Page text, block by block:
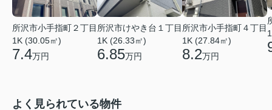
所沢市小手指町２丁目
1K (30.05㎡)
7.4万円
所沢市けやき台１丁目
1K (26.33㎡)
6.85万円
所沢市小手指町４丁目
1K (27.84㎡)
8.2万円
よく見られている物件